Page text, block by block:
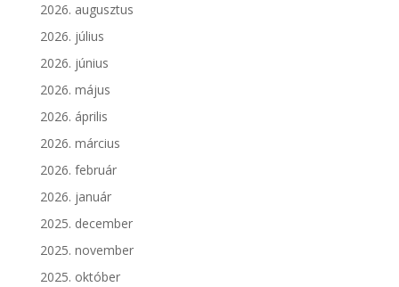
2026. augusztus
2026. július
2026. június
2026. május
2026. április
2026. március
2026. február
2026. január
2025. december
2025. november
2025. október